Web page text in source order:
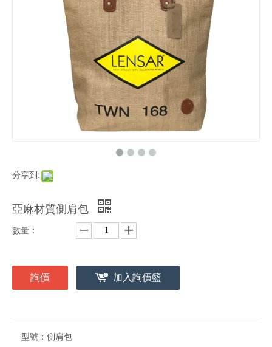
分享到:
亞麻材質側肩包
數量：
詢價 加入詢價籃
型號： 側肩包